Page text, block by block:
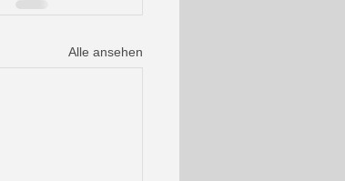
Alle ansehen